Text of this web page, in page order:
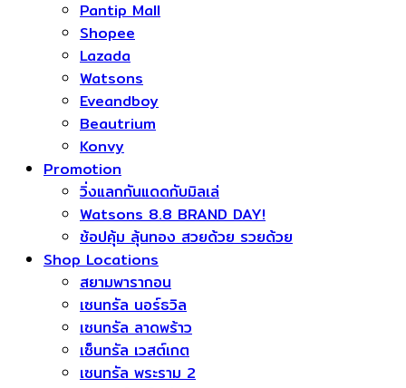
Pantip Mall
Shopee
Lazada
Watsons
Eveandboy
Beautrium
Konvy
Promotion
วิ่งแลกกันแดดกับมิลเล่
Watsons 8.8 BRAND DAY!
ช้อปคุ้ม ลุ้นทอง สวยด้วย รวยด้วย
Shop Locations
สยามพารากอน
เซนทรัล นอร์ธวิล
เซนทรัล ลาดพร้าว
เซ็นทรัล เวสต์เกต
เซนทรัล พระราม 2